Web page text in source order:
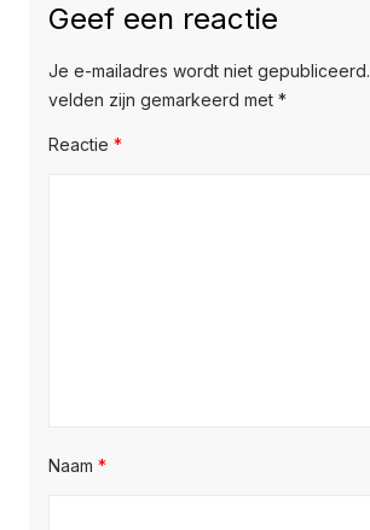
Geef een reactie
Je e-mailadres wordt niet gepubliceerd.
velden zijn gemarkeerd met *
Reactie *
Naam *